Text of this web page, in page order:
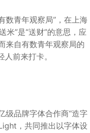
数青年观察局”，在上海
米”是“送财”的意思，应
来自有数青年观察局的
前来打卡。
级品牌字体合作商“造字
，共同推出以字体设